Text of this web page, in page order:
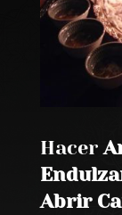
Hacer
Abrir